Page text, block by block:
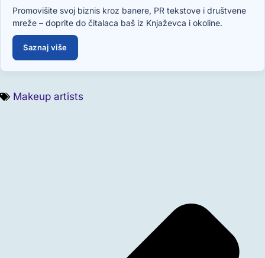
Promovišite svoj biznis kroz banere, PR tekstove i društvene
mreže – doprite do čitalaca baš iz Knjaževca i okoline.
Saznaj više
Makeup artists